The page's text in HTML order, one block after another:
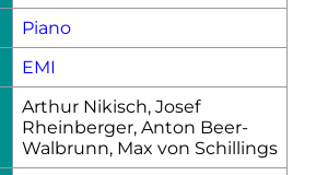
Piano
EMI
Arthur Nikisch, Josef
Rheinberger, Anton Beer-
Walbrunn, Max von Schillings